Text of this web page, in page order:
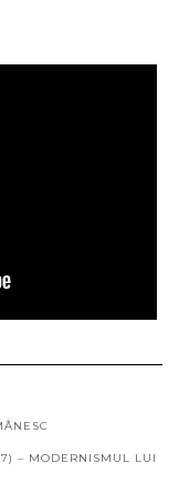
– MODERNISMUL LUI